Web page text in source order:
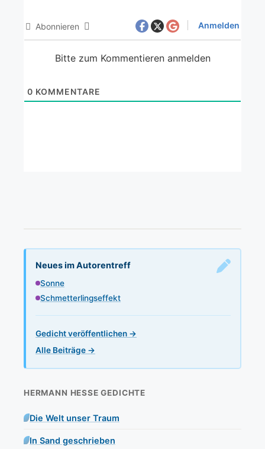
Abonnieren Anmelden
Bitte zum Kommentieren anmelden
0 KOMMENTARE
Neues im Autorentreff
Sonne
Schmetterlingseffekt
Gedicht veröffentlichen →
Alle Beiträge →
HERMANN HESSE GEDICHTE
Die Welt unser Traum
In Sand geschrieben